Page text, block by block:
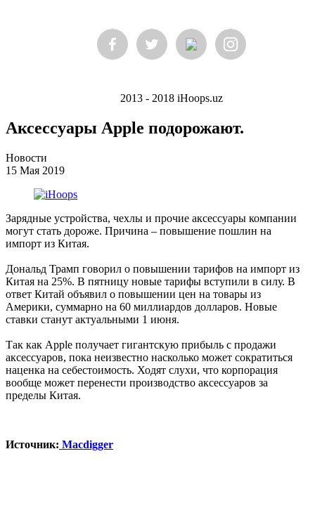
2013 - 2018 iHoops.uz
Аксессуары Apple подорожают.
Новости
15 Мая 2019
Зарядные устройства, чехлы и прочие аксессуары компании
могут стать дороже. Причина – повышение пошлин на
импорт из Китая.
Дональд Трамп говорил о повышении тарифов на импорт из
Китая на 25%. В пятницу новые тарифы вступили в силу. В
ответ Китай объявил о повышении цен на товары из
Америки, суммарно на 60 миллиардов долларов. Новые
ставки станут актуальными 1 июня.
Так как Apple получает гигантскую прибыль с продажи
аксессуаров, пока неизвестно насколько может сократиться
наценка на себестоимость. Ходят слухи, что корпорация
вообще может перенести производство аксессуаров за
пределы Китая.
Источник: Macdigger